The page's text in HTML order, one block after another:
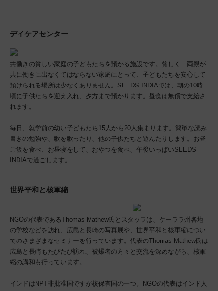
デイケアセンター
共働きの貧しい家庭の子どもたちを預かる施設です。貧しく、両親が
共に働きに出なくてはならない家庭にとって、子どもたちを安心して
預けられる場所は少なくありません。SEEDS-INDIAでは、朝の10時
頃に子供たちを迎え入れ、夕方まで預かります。昼食は無償で支給さ
れます。
毎日、就学前の幼い子どもたち15人から20人集まります。簡単な読み
書きの勉強や、歌を歌ったり、他の子供たちと遊んだりします。お昼
ご飯を食べ、お昼寝をして、おやつを食べ、午後いっぱいSEEDS-
INDIAで過ごします。
世界平和と核軍縮
NGOの代表であるThomas Mathew氏とスタッフは、ケーララ州各地
の学校などを訪れ、広島と長崎の写真展や、世界平和と核軍縮につい
てのさまざまなセミナーを行っています。代表のThomas Mathew氏は
広島と長崎もたびたび訪れ、被爆者の方々と交流を深めながら、核軍
縮の講和も行っています。
インドはNPT非批准国ですが核保有国の一つ。NGOの代表はインド人